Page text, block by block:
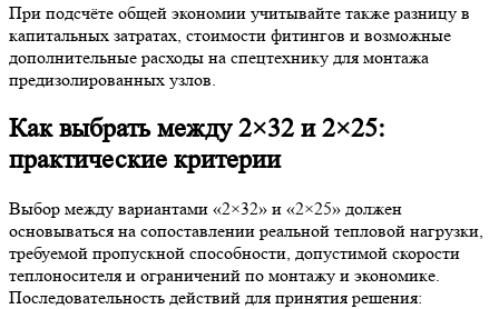
При подсчёте общей экономии учитывайте также разницу в
капитальных затратах, стоимости фитингов и возможные
дополнительные расходы на спецтехнику для монтажа
предизолированных узлов.
Как выбрать между 2×32 и 2×25:
практические критерии
Выбор между вариантами «2×32» и «2×25» должен
основываться на сопоставлении реальной тепловой нагрузки,
требуемой пропускной способности, допустимой скорости
теплоносителя и ограничений по монтажу и экономике.
Последовательность действий для принятия решения: